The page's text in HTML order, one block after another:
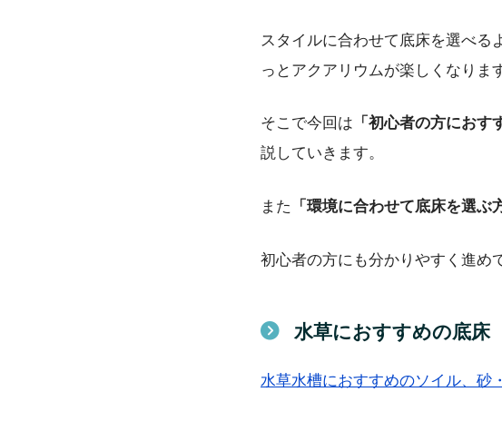
スタイルに合わせて底床を選べる
っとアクアリウムが楽しくなりま
そこで今回は 「初心者の方にお
説していきます。
また 「環境に合わせて底床を選ぶ
初心者の方にも分かりやすく進め
水草におすすめの底床
水草水槽におすすめのソイル、砂